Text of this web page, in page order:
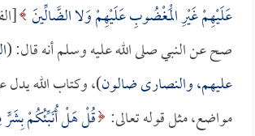
عَلَيْهِمْ غَيْرِ الْمَغْضُوبِ عَلَيْهِمْ وَلا الضَّالِّينَ
صح عن النبي صلى الله عليه وسلم أنه قال: (
عليهم، والنصارى ضالون)، وكتاب الله يدل
مواضع، مثل قوله تعالى: قُلْ هَلْ أُنَبِّئُكُمْ